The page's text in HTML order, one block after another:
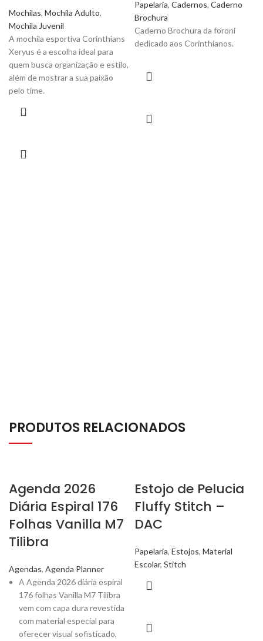
Mochilas, Mochila Adulto,
Mochila Juvenil
A mochila esportiva Corinthians
Xeryus é a escolha ideal para
quem busca organização e estilo,
além de mostrar a sua paixão
pelo time.
Papelaria, Cadernos, Caderno
Brochura
Caderno Brochura da foroni
dedicado aos Corinthianos.
PRODUTOS RELACIONADOS
Agenda 2026
Diária Espiral 176
Folhas Vanilla M7
Tilibra
Agendas, Agenda Planner
A Agenda 2026 diária espiral
176 folhas Vanilla M7 Tilibra
vem com capa dura revestida
com material especial para
oferecer visual sofisticado,
Estojo de Pelucia
Fluffy Stitch –
DAC
Papelaria, Estojos, Material
Escolar, Stitch